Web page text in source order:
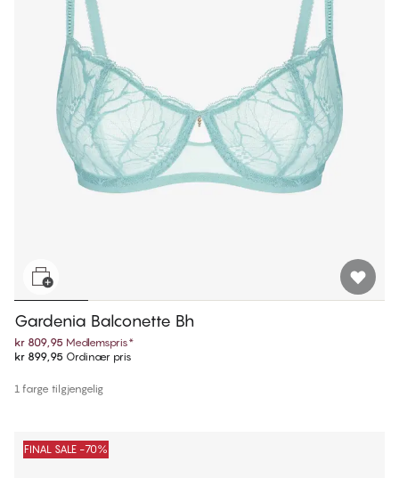
Gardenia Balconette Bh
kr 809,95 Medlemspris*
kr 899,95 Ordinær pris
1 farge tilgjengelig
FINAL SALE -70%